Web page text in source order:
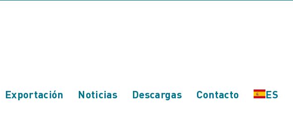
Exportación Noticias Descargas Contacto ES